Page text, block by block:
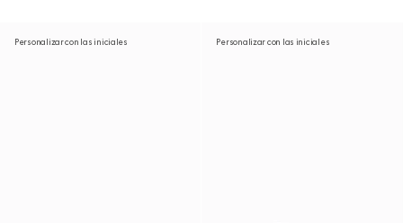
Personalizar con las iniciales Personalizar con las iniciales